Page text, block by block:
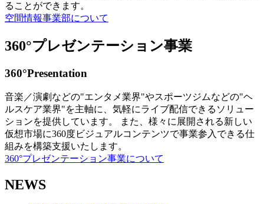
ることができます。
空間情報事業部について
360°プレゼンテーション事業
360°Presentation
音楽／演劇などの"エンタメ業界"やスポーツジムなどの"ヘ
ルスケア業界"を主軸に、気軽にライブ配信できるソリュー
ションを提供しています。 また、様々に展開される新しい
仮想市場に360度ビジュアルコンテンツで事業参入できる仕
組みを構築支援いたします。
360°プレゼンテーション事業について
NEWS